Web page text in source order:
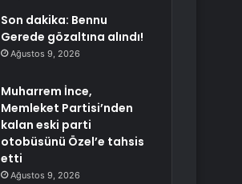
Son dakika: Bennu
Gerede gözaltına alındı!
Ağustos 9, 2026
Muharrem İnce,
Memleket Partisi’nden
kalan eski parti
otobüsünü Özel’e tahsis
etti
Ağustos 9, 2026